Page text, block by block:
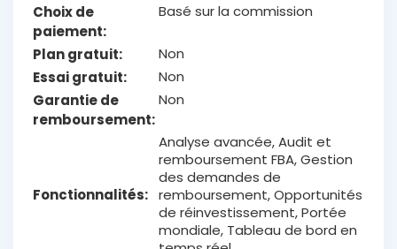
Choix de
paiement
Basé sur la commission
Plan gratuit
Non
Essai gratuit
Non
Garantie de
remboursement
Non
Fonctionnalités
Analyse avancée, Audit et
remboursement FBA, Gestion
des demandes de
remboursement, Opportunités
de réinvestissement, Portée
mondiale, Tableau de bord en